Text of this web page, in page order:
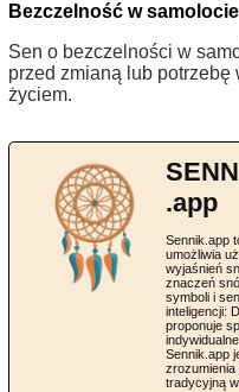
Bezczelność w samolocie
Sen o bezczelności w
przed zmianą lub
życiem.
.app
Sennik.app
umożliwia
wyjaśnień
znaczeń
symboli i
inteligencji:
proponuje
Sennik.app
zrozumienia
tradycyjną